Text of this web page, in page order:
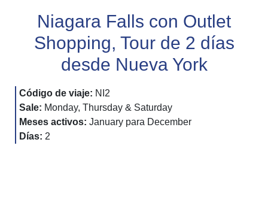
Niagara Falls con Outlet
Shopping, Tour de 2 días
desde Nueva York
Código de viaje: NI2
Sale: Monday, Thursday & Saturday
Meses activos: January para December
Días: 2